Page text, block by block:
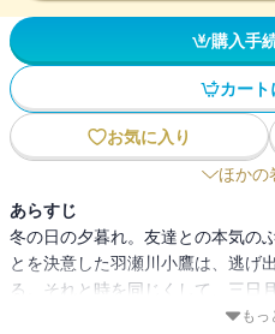
購入手
カート
お気に入り
ほかの
あらすじ
冬の日の夕暮れ。友達との本気の
とを決意した羽瀬川小鷹は、逃げ
る。それと時を同じくして、三日
通のメールが届く。さらには生徒
もっ